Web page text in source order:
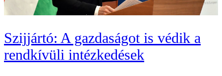
Szijjártó: A gazdaságot is védik a
rendkívüli intézkedések